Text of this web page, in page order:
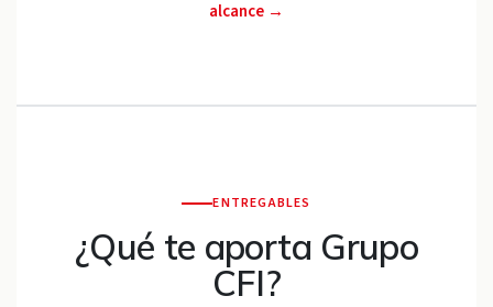
alcance →
ENTREGABLES
¿Qué te aporta Grupo
CFI?